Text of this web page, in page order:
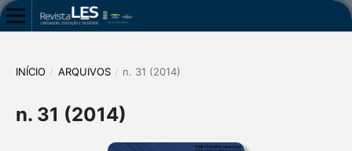
INÍCIO / ARQUIVOS / n. 31 (2014)
n. 31 (2014)